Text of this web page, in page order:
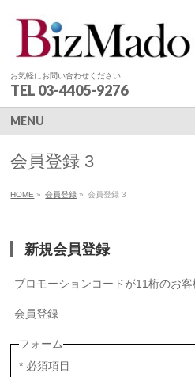
お気軽にお問い合わせください
TEL 03-4405-9276
MENU
会員登録 3
HOME » 会員登録 » 会員登録 3
新規会員登録
プロモーションコードが11桁のお客
会員登録
フォーム
* 必須項目